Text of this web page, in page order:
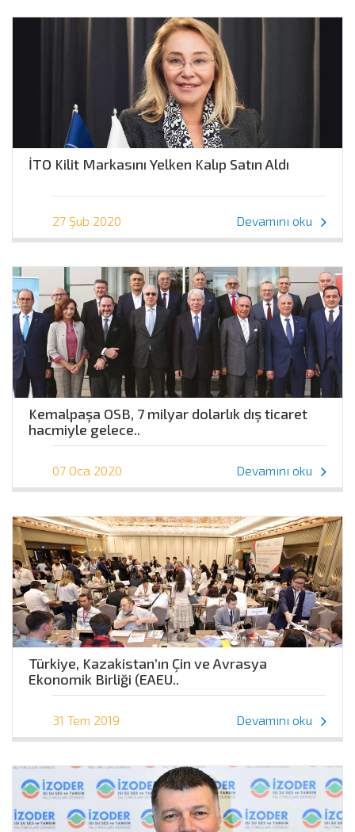
İTO Kilit Markasını Yelken Kalıp Satın Aldı
27 Şub 2020 Devamını oku
Kemalpaşa OSB, 7 milyar dolarlık dış ticaret
hacmiyle gelece..
07 Oca 2020 Devamını oku
Türkiye, Kazakistan’ın Çin ve Avrasya
Ekonomik Birliği (EAEU..
31 Tem 2019 Devamını oku